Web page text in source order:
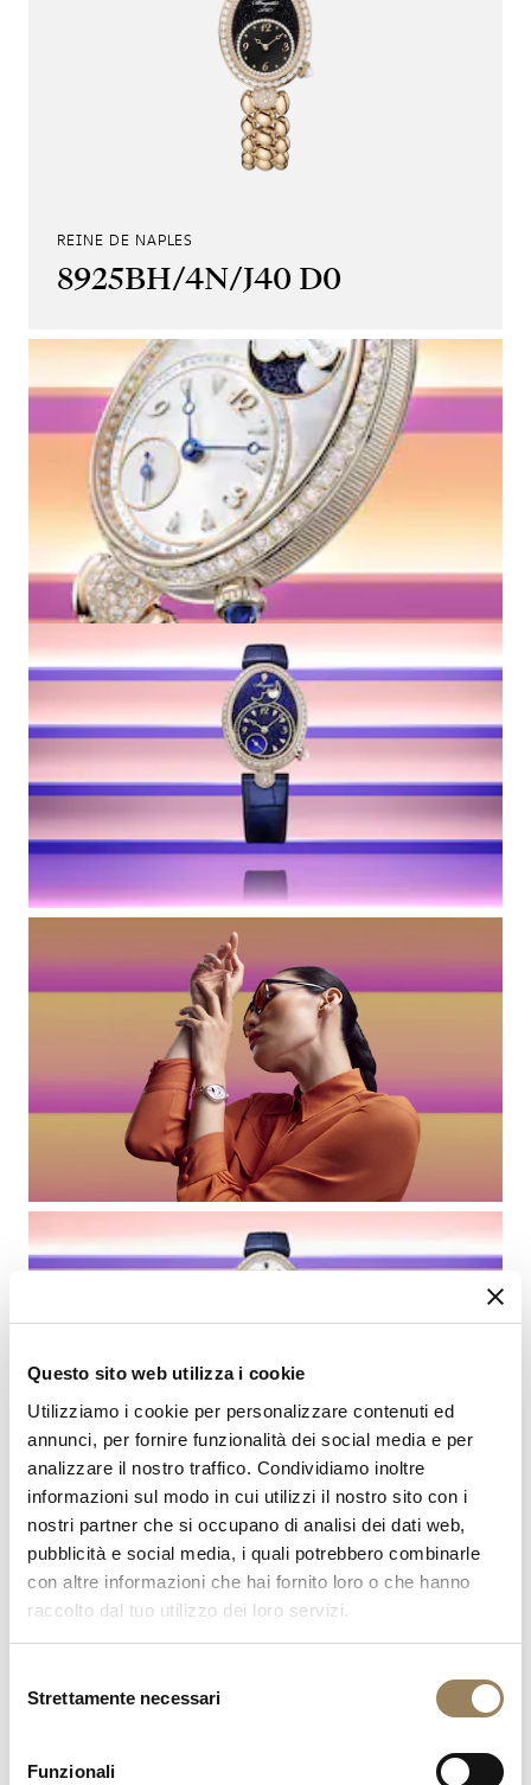
Questo sito web utilizza i cookie
Utilizziamo i cookie per personalizzare contenuti ed
annunci, per fornire funzionalità dei social media e per
analizzare il nostro traffico. Condividiamo inoltre
informazioni sul modo in cui utilizzi il nostro sito con i
nostri partner che si occupano di analisi dei dati web,
pubblicità e social media, i quali potrebbero combinarle
con altre informazioni che hai fornito loro o che hanno
raccolto dal tuo utilizzo dei loro servizi.
delStrettamente necessari
Funzionali
REINE DE NAPLES
8925BH/4N/J40 D0